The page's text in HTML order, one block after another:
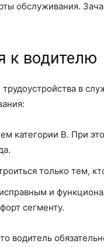
обслуживания.
к водителю
в
категории В. При
только тем,
и
сегменту.
водитель